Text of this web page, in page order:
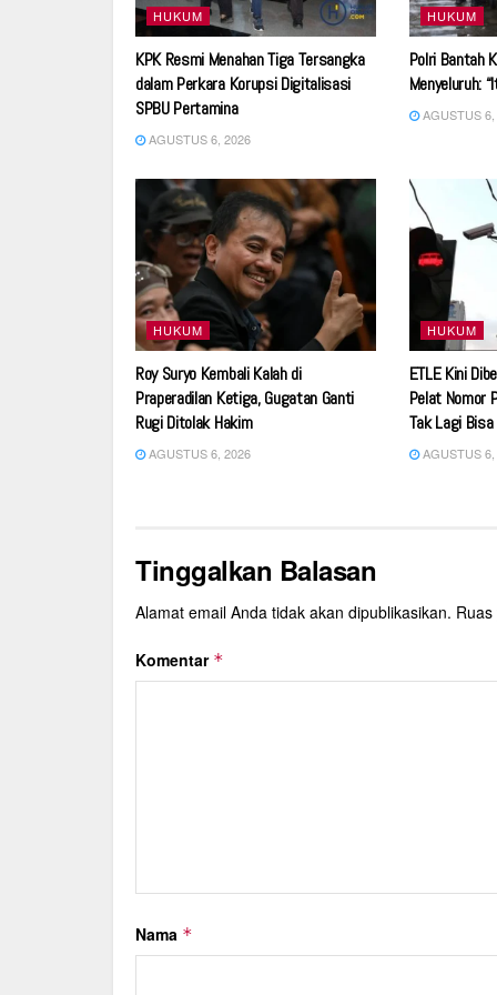
HUKUM
KPK Resmi Menahan Tiga Tersangka
dalam Perkara Korupsi Digitalisasi
SPBU Pertamina
AGUSTUS 6, 2026
HUKUM
Polri Bantah
Menyeluruh:
AGUSTUS 6,
HUKUM
Roy Suryo Kembali Kalah di
Praperadilan Ketiga, Gugatan Ganti
Rugi Ditolak Hakim
AGUSTUS 6, 2026
HUKUM
ETLE Kini
Pelat Nomor
Tak Lagi
AGUSTUS 6,
Tinggalkan Balasan
Alamat email Anda tidak akan dipublikasikan.
Komentar *
Nama *